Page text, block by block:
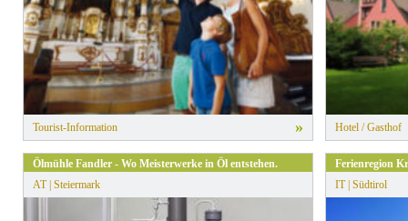
Tourist-Information » Hotel / Gasthof
Ölmühle Fandler - Wo Meisterwerke in Öl entstehen.
AT | Steiermark
Ferienregion
IT | Südtirol